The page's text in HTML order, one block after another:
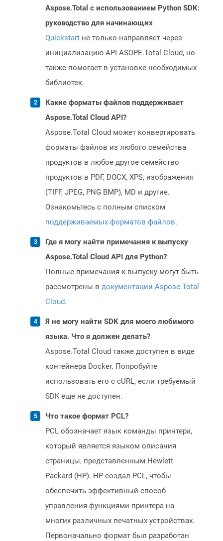
Aspose.Total с использованием Python SDK:
руководство для начинающих
Quickstart не только направляет через
инициализацию API ASOPE.Total Cloud, но
также помогает в установке необходимых
библиотек.
Какие форматы файлов поддерживает
Aspose.Total Cloud API?
Aspose.Total Cloud может конвертировать
форматы файлов из любого семейства
продуктов в любое другое семейство
продуктов в PDF, DOCX, XPS, изображения
(TIFF, JPEG, PNG BMP), MD и другие.
Ознакомьтесь с полным списком
поддерживаемых форматов файлов.
Где я могу найти примечания к выпуску
Aspose.Total Cloud API для Python?
Полные примечания к выпуску могут быть
рассмотрены в документации Aspose.Total
Cloud.
Я не могу найти SDK для моего любимого
языка. Что я должен делать?
Aspose.Total Cloud также доступен в виде
контейнера Docker. Попробуйте
использовать его с cURL, если требуемый
SDK еще не доступен.
Что такое формат PCL?
PCL обозначает язык команды принтера,
который является языком описания
страницы, представленным Hewlett
Packard (HP). HP создал PCL, чтобы
обеспечить эффективный способ
управления функциями принтера на
многих различных печатных устройствах.
Первоначально формат был разработан